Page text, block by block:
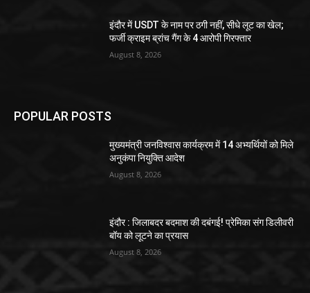
इंदौर में USDT के नाम पर ठगी नहीं, सीधे लूट का खेल;
फर्जी क्राइम ब्रांच गैंग के 4 आरोपी गिरफ्तार
August 8, 2026
POPULAR POSTS
मुख्यमंत्री जनविश्वास कार्यक्रम में 14 अभ्यर्थियों को मिले
अनुकंपा नियुक्ति आदेश
August 8, 2026
इंदौर : जिलाबदर बदमाश की दबंगई! प्रेमिका संग डिलीवरी
बॉय को लूटने का प्रयास
August 8, 2026